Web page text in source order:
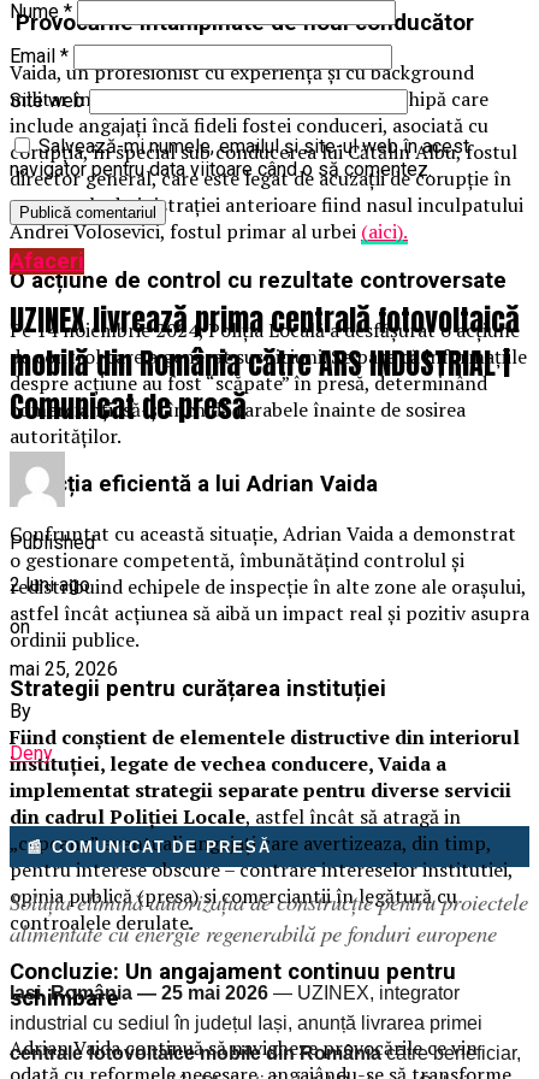
Provocările întâmpinate de noul conducător
Vaida, un profesionist cu experiență și cu background
militar în forțele armate, se confruntă cu o echipă care
include angajați încă fideli fostei conduceri, asociată cu
corupția, în special sub conducerea lui Cătălin Albu, fostul
director general, care este legat de acuzații de corupție în
contextul administrației anterioare fiind nasul inculpatului
Andrei Volosevici, fostul primar al urbei (aici).
O acțiune de control cu rezultate controversate
Pe 14 noiembrie 2024, Poliția Locală a desfășurat o acțiune
de control care a generat suspiciuni. Se pare că informațiile
despre acțiune au fost “scăpate” în presă, determinând
comercianții să-și închidă tarabele înainte de sosirea
autorităților.
Reacția eficientă a lui Adrian Vaida
Confruntat cu această situație, Adrian Vaida a demonstrat
o gestionare competentă, îmbunătățind controlul și
redistribuind echipele de inspecție în alte zone ale orașului,
astfel încât acțiunea să aibă un impact real și pozitiv asupra
ordinii publice.
Strategii pentru curățarea instituției
Fiind conștient de elementele distructive din interiorul
instituției, legate de vechea conducere, Vaida a
implementat strategii separate pentru diverse servicii
din cadrul Poliției Locale, astfel încât să atragă in
„capcana” eventuali angajați care avertizeaza, din timp,
pentru interese obscure – contrare intereselor institutiei,
opinia publică (presa) si comerciantii în legătură cu
controalele derulate.
Concluzie: Un angajament continuu pentru
schimbare
Adrian Vaida continuă să navigheze provocările ce vin
Nume *
Email *
Site web
Salvează-mi numele, emailul și site-ul web în acest
navigator pentru data viitoare când o să comentez.
Afaceri
UZINEX livrează prima centrală fotovoltaică
mobilă din România către ARS INDUSTRIAL |
Comunicat de presă
Published
2 luni ago
on
mai 25, 2026
By
Deny
📰 COMUNICAT DE PRESĂ
Soluția elimină autorizația de construcție pentru proiectele
alimentate cu energie regenerabilă pe fonduri europene
Iași, România — 25 mai 2026 — UZINEX, integrator
industrial cu sediul în județul Iași, anunță livrarea primei
centrale fotovoltaice mobile din Româniacătre beneficiar,